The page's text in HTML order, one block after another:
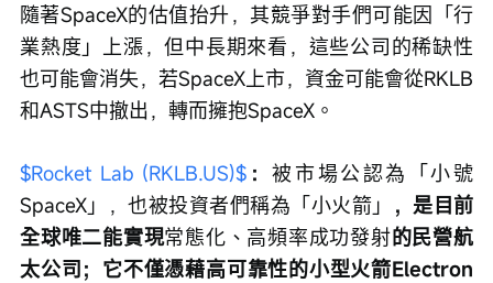
隨著SpaceX的估值抬升，其競爭對手們可能因「行
業熱度」上漲，但中長期來看，這些公司的稀缺性
也可能會消失，若SpaceX上市，資金可能會從RKLB
和ASTS中撤出，轉而擁抱SpaceX。
$Rocket Lab (RKLB.US)$ ：被市場公認為「小號
SpaceX」，也被投資者們稱為「小火箭」
，是目前
全球唯二能實現常態化、高頻率成功發射的民營航
太公司；它不僅憑藉高可靠性的小型火箭Electron